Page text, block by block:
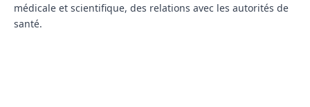
médicale et scientifique, des relations avec les autorités de
santé.